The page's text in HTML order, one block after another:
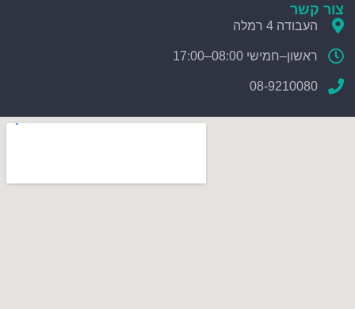
צור קשר
העבודה 4 רמלה
ראשון–חמישי 08:00–17:00
08-9210080